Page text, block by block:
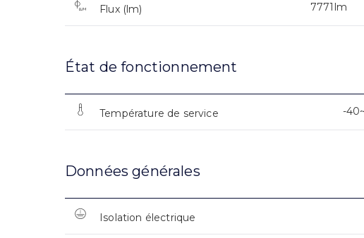
Flux (lm) 7771lm
État de fonctionnement
Température de service -
Données générales
Isolation électrique